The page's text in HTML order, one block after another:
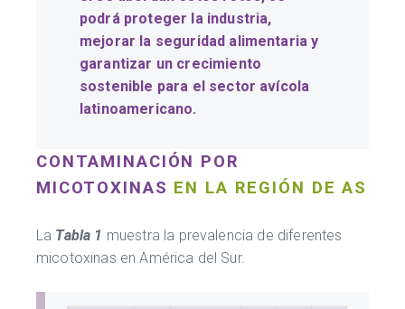
podrá proteger la industria,
mejorar la seguridad alimentaria y
garantizar un crecimiento
sostenible para el sector avícola
latinoamericano.
CONTAMINACIÓN POR
MICOTOXINAS EN LA REGIÓN DE AS
La Tabla 1 muestra la prevalencia de diferentes
micotoxinas en América del Sur.